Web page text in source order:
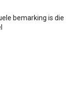
bemarking is die